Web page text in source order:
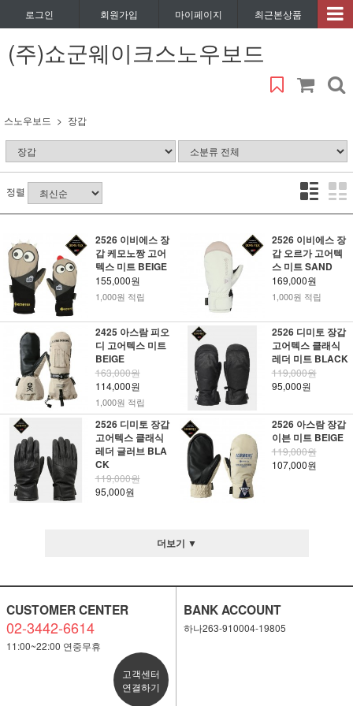
로그인 회원가입 마이페이지 최근본상품
(주)쇼군웨이크스노우보드
스노우보드 장갑
정렬
2526 이비에스 장
갑 케모노짱 고어
텍스 미트 BEIGE
155,000원
1,000원 적립
2526 이비에스 장
갑 오르가 고어텍
스 미트 SAND
169,000원
1,000원 적립
2425 아스람 피오
디 고어텍스 미트
BEIGE
163,000원
114,000원
1,000원 적립
2526 디미토 장갑
고어텍스 클래식
레더 미트 BLACK
119,000원
95,000원
2526 디미토 장갑
고어텍스 클래식
레더 글러브 BLA
CK
119,000원
95,000원
2526 아스람 장갑
이븐 미트 BEIGE
119,000원
107,000원
더보기 ▼
CUSTOMER CENTER
02-3442-6614
11:00~22:00 연중무휴
고객센터
연결하기
BANK ACCOUNT
하나263-910004-19805